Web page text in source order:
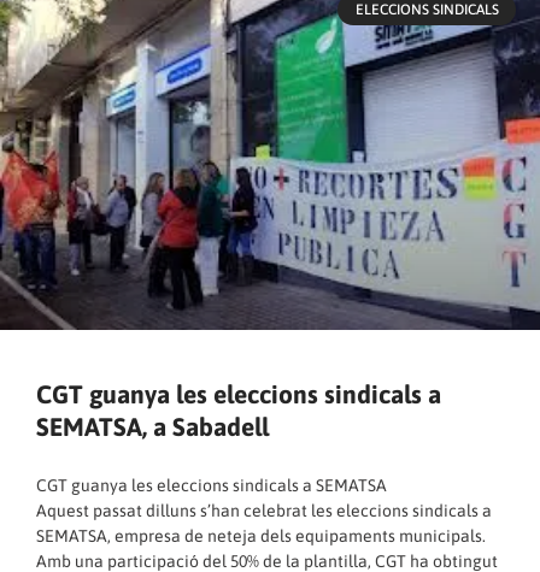
ELECCIONS SINDICALS
CGT guanya les eleccions sindicals a
SEMATSA, a Sabadell
CGT guanya les eleccions sindicals a SEMATSA
Aquest passat dilluns s’han celebrat les eleccions sindicals a
SEMATSA, empresa de neteja dels equipaments municipals.
Amb una participació del 50% de la plantilla, CGT ha obtingut